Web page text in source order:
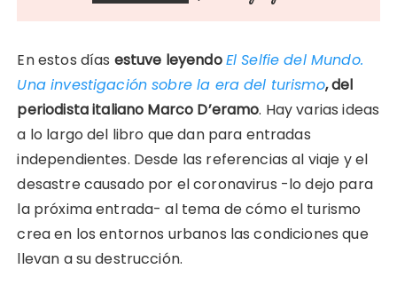
En estos días estuve leyendoEl Selfie del Mundo.
Una investigación sobre la era del turismo, del
periodista italiano Marco D’eramo. Hay varias ideas
a lo largo del libro que dan para entradas
independientes. Desde las referencias al viaje y el
desastre causado por el coronavirus -lo dejo para
la próxima entrada- al tema de cómo el turismo
crea en los entornos urbanos las condiciones que
llevan a su destrucción.